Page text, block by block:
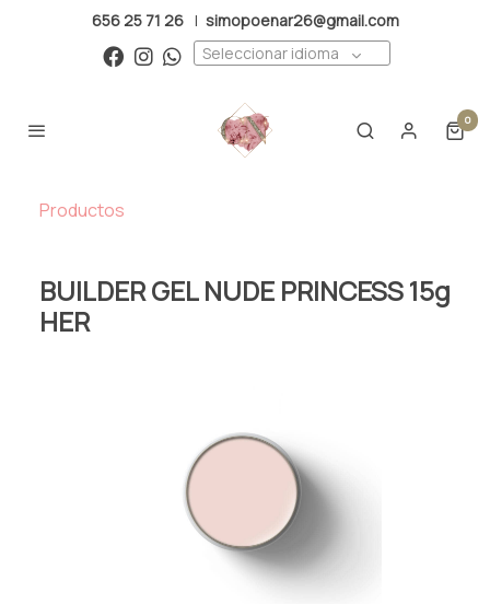
656 25 71 26 | simopoenar26@gmail.com
Seleccionar idioma
0
Productos
BUILDER GEL NUDE PRINCESS 15g
HER